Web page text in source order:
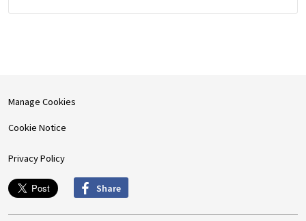
Manage Cookies
Cookie Notice
Privacy Policy
Share